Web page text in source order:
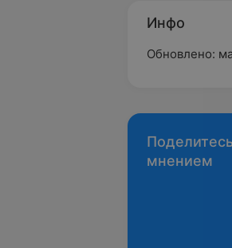
Инфо
Обновлено:
мнением